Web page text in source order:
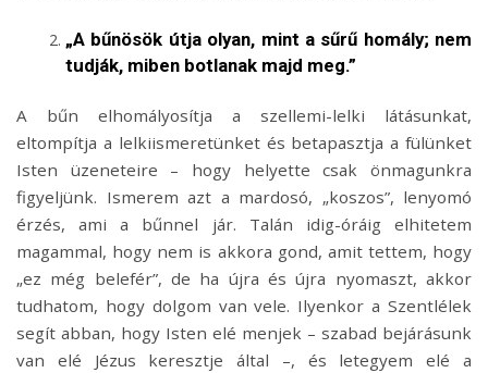
„A bűnösök útja olyan, mint a sűrű homály; nem
tudják, miben botlanak majd meg.”
A bűn elhomályosítja a szellemi-lelki látásunkat,
eltompítja a lelkiismeretünket és betapasztja a fülünket
Isten üzeneteire – hogy helyette csak önmagunkra
figyeljünk. Ismerem azt a mardosó, „koszos”, lenyomó
érzés, ami a bűnnel jár. Talán idig-óráig elhitetem
magammal, hogy nem is akkora gond, amit tettem, hogy
„ez még belefér”, de ha újra és újra nyomaszt, akkor
tudhatom, hogy dolgom van vele. Ilyenkor a Szentlélek
segít abban, hogy Isten elé menjek – szabad bejárásunk
van elé Jézus keresztje által –, és letegyem elé a